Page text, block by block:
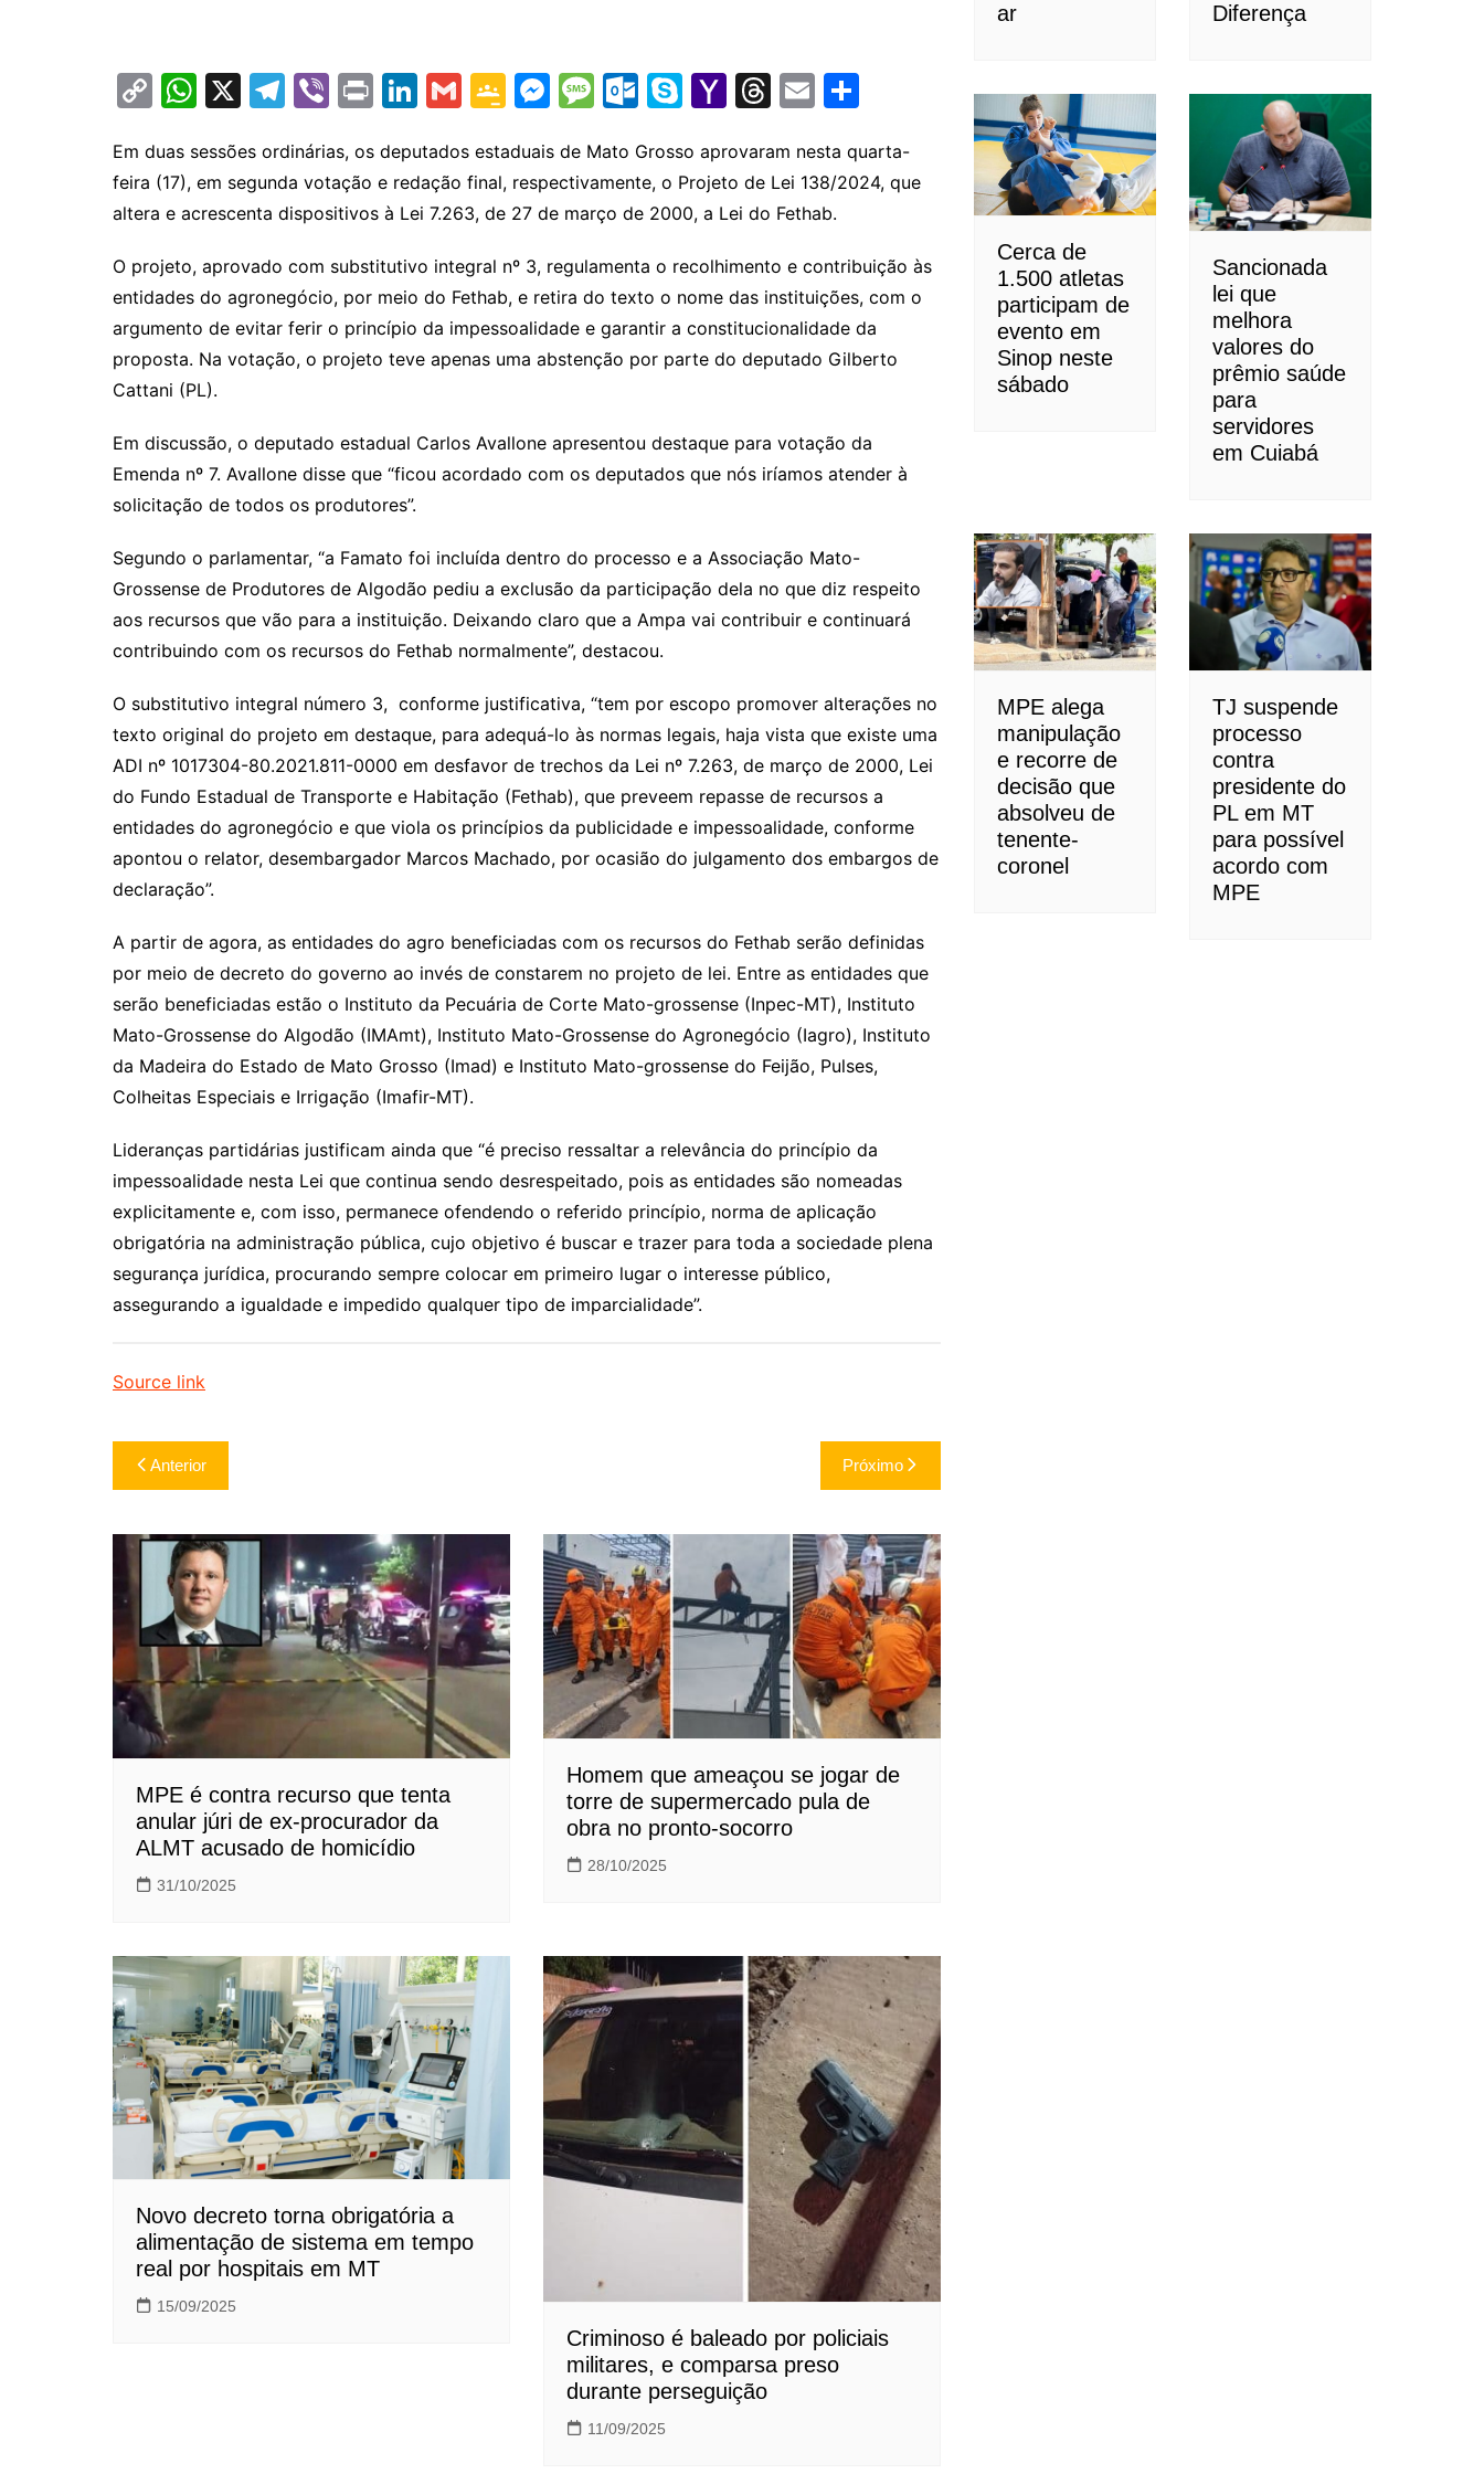
C
p
y
Li
n
k
W
at
s
A
p
p
X
T
e
gr
a
m
Vi
er
Pr
t
Li
k
e
dI
n
G
ai
l
G
o
gl
e
Cl
a
s
sr
o
m
M
s
s
e
n
g
er
M
s
s
a
g
e
O
lo
o
k.
c
o
m
S
y
p
e
Y
h
o
o
M
ai
l
T
e
a
d
s
E
ai
l
ar
e
Em duas sessões ordinárias, os deputados estaduais de Mato Grosso aprovaram nesta quarta-
feira (17), em segunda votação e redação final, respectivamente, o Projeto de Lei 138/2024, que
altera e acrescenta dispositivos à Lei 7.263, de 27 de março de 2000, a Lei do Fethab.
O projeto, aprovado com substitutivo integral nº 3, regulamenta o recolhimento e contribuição às
entidades do agronegócio, por meio do Fethab, e retira do texto o nome das instituições, com o
argumento de evitar ferir o princípio da impessoalidade e garantir a constitucionalidade da
proposta. Na votação, o projeto teve apenas uma abstenção por parte do deputado Gilberto
Cattani (PL).
Em discussão, o deputado estadual Carlos Avallone apresentou destaque para votação da
Emenda nº 7. Avallone disse que “ficou acordado com os deputados que nós iríamos atender à
solicitação de todos os produtores”.
Segundo o parlamentar, “a Famato foi incluída dentro do processo e a Associação Mato-
Grossense de Produtores de Algodão pediu a exclusão da participação dela no que diz respeito
aos recursos que vão para a instituição. Deixando claro que a Ampa vai contribuir e continuará
contribuindo com os recursos do Fethab normalmente”, destacou.
O substitutivo integral número 3, conforme justificativa, “tem por escopo promover alterações no
texto original do projeto em destaque, para adequá-lo às normas legais, haja vista que existe uma
ADI nº 1017304-80.2021.811-0000 em desfavor de trechos da Lei nº 7.263, de março de 2000, Lei
do Fundo Estadual de Transporte e Habitação (Fethab), que preveem repasse de recursos a
entidades do agronegócio e que viola os princípios da publicidade e impessoalidade, conforme
apontou o relator, desembargador Marcos Machado, por ocasião do julgamento dos embargos de
declaração”.
A partir de agora, as entidades do agro beneficiadas com os recursos do Fethab serão definidas
por meio de decreto do governo ao invés de constarem no projeto de lei. Entre as entidades que
serão beneficiadas estão o Instituto da Pecuária de Corte Mato-grossense (Inpec-MT), Instituto
Mato-Grossense do Algodão (IMAmt), Instituto Mato-Grossense do Agronegócio (Iagro), Instituto
da Madeira do Estado de Mato Grosso (Imad) e Instituto Mato-grossense do Feijão, Pulses,
Colheitas Especiais e Irrigação (Imafir-MT).
Lideranças partidárias justificam ainda que “é preciso ressaltar a relevância do princípio da
impessoalidade nesta Lei que continua sendo desrespeitado, pois as entidades são nomeadas
explicitamente e, com isso, permanece ofendendo o referido princípio, norma de aplicação
obrigatória na administração pública, cujo objetivo é buscar e trazer para toda a sociedade plena
segurança jurídica, procurando sempre colocar em primeiro lugar o interesse público,
assegurando a igualdade e impedido qualquer tipo de imparcialidade”.
Source link
Navegação
de
Post
Anterior Próximo
MPE é contra recurso que tenta
anular júri de ex-procurador da
ALMT acusado de homicídio
31/10/2025
Homem que ameaçou se jogar de
torre de supermercado pula de
obra no pronto-socorro
28/10/2025
Novo decreto torna obrigatória a
alimentação de sistema em tempo
real por hospitais em MT
15/09/2025
Criminoso é baleado por policiais
militares, e comparsa preso
durante perseguição
11/09/2025
ar Diferença
Cerca de
1.500 atletas
participam de
evento em
Sinop neste
sábado
Sancionada
lei que
melhora
valores do
prêmio saúde
para
servidores
em Cuiabá
MPE alega
manipulação
e recorre de
decisão que
absolveu de
tenente-
coronel
TJ suspende
processo
contra
presidente do
PL em MT
para possível
acordo com
MPE